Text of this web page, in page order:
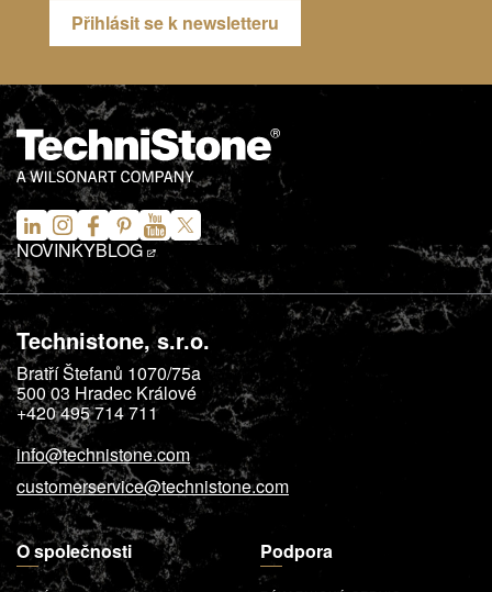
Přihlásit se k newsletteru
NOVINKYBLOG
Technistone, s.r.o.
Bratří Štefanů 1070/75a
500 03 Hradec Králové
+420 495 714 711
info@technistone.com
customerservice@technistone.com
O společnosti Podpora